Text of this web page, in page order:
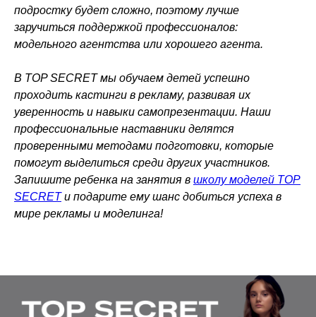
подростку будет сложно, поэтому лучше
заручиться поддержкой профессионалов:
модельного агентства или хорошего агента.
В TOP SECRET мы обучаем детей успешно
проходить кастинги в рекламу, развивая их
уверенность и навыки самопрезентации. Наши
профессиональные наставники делятся
проверенными методами подготовки, которые
помогут выделиться среди других участников.
Запишите ребенка на занятия в школу моделей TOP
SECRETи подарите ему шанс добиться успеха в
мире рекламы и моделинга!